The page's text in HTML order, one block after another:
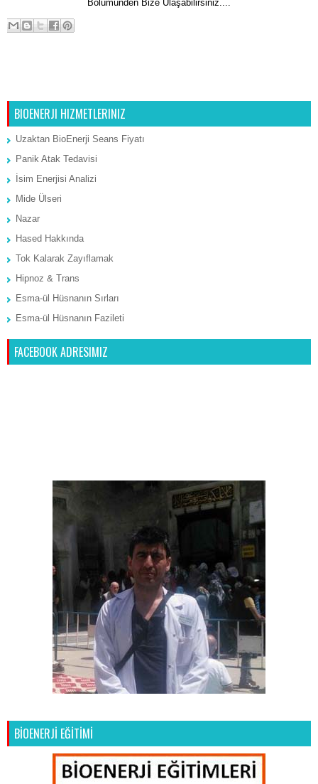
Bölümünden Bize Ulaşabilirsiniz....
BIOENERJI HIZMETLERINIZ
Uzaktan BioEnerji Seans Fiyatı
Panik Atak Tedavisi
İsim Enerjisi Analizi
Mide Ülseri
Nazar
Hased Hakkında
Tok Kalarak Zayıflamak
Hipnoz & Trans
Esma-ül Hüsnanın Sırları
Esma-ül Hüsnanın Fazileti
FACEBOOK ADRESIMIZ
BİOENERJİ EĞİTİMİ